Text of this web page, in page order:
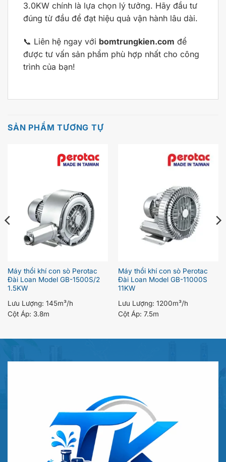
3.0KW chính là lựa chọn lý tưởng. Hãy đầu tư
đúng từ đầu để đạt hiệu quả vận hành lâu dài.
📞 Liên hệ ngay với bomtrungkien.com để
được tư vấn sản phẩm phù hợp nhất cho công
trình của bạn!
SẢN PHẨM TƯƠNG TỰ
Máy thổi khí con sò Perotac
Đài Loan Model GB-1500S/2
1.5KW
Lưu Lượng: 145m³/h
Cột Áp: 3.8m
Máy thổi khí con sò Perotac
Đài Loan Model GB-11000S
11KW
Lưu Lượng: 1200m³/h
Cột Áp: 7.5m